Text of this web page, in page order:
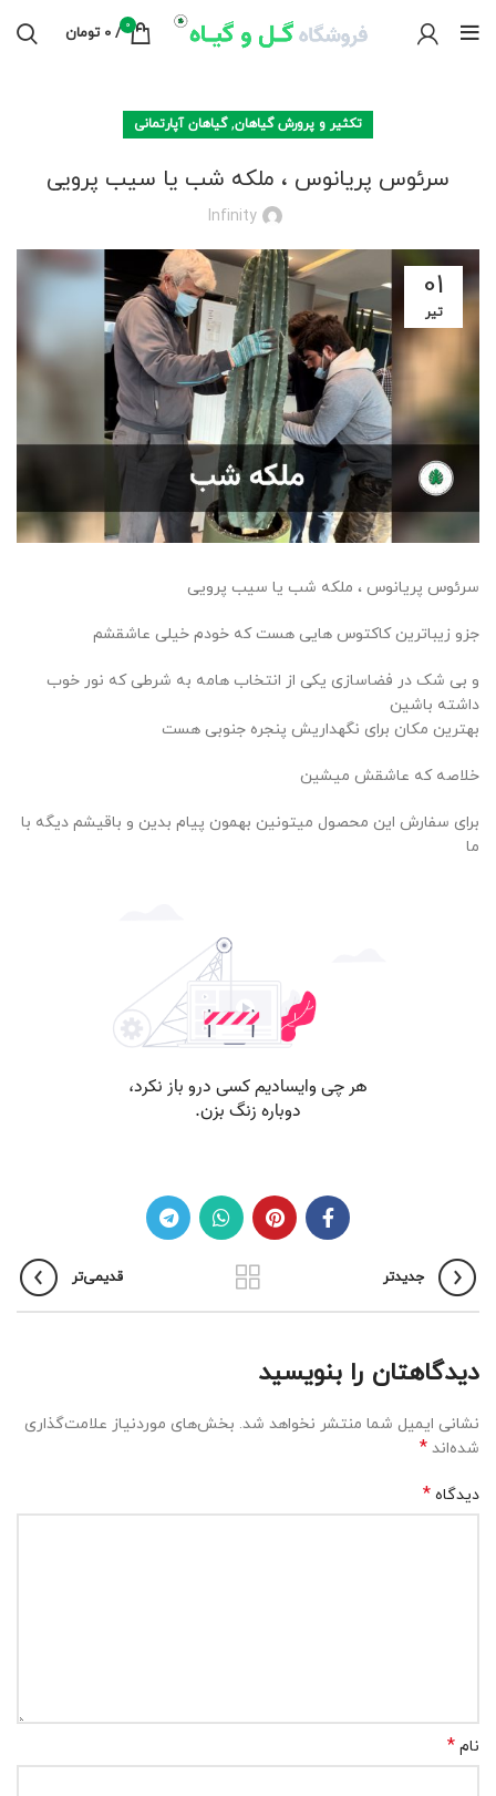
0
/
0 تومان
تکثیر و پرورش گیاهان,گیاهان آپارتمانی
سرئوس پریانوس ، ملکه شب یا سیب پرویی
Infinity
01
تیر
سرئوس پریانوس ، ملکه شب یا سیب پرویی
جزو زیباترین کاکتوس هایی هست که خودم خیلی عاشقشم
و بی شک در فضاسازی یکی از انتخاب هامه به شرطی که نور خوب
داشته باشین
بهترین مکان برای نگهداریش پنجره جنوبی هست
خلاصه که عاشقش میشین
برای سفارش این محصول میتونین بهمون پیام بدین و باقیشم دیگه با
ما
جدیدتر قدیمی‌تر
دیدگاهتان را بنویسید
نشانی ایمیل شما منتشر نخواهد شد. بخش‌های موردنیاز علامت‌گذاری
شده‌اند *
دیدگاه *
نام *